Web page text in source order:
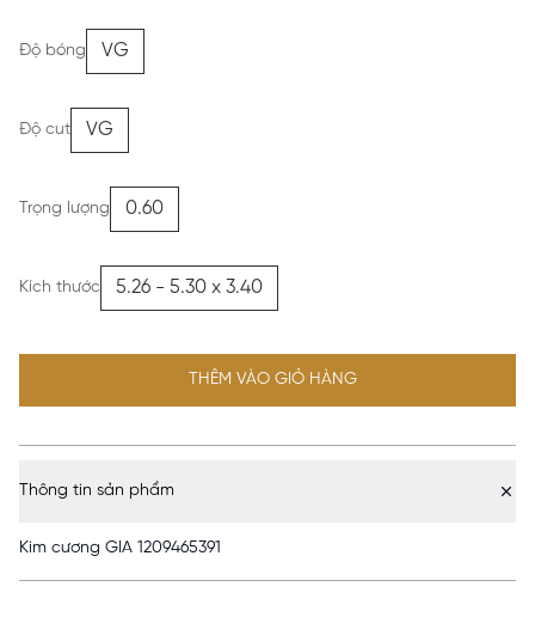
Độ bóng VG
Độ cut VG
Trọng lượng 0.60
Kích thước 5.26 - 5.30 x 3.40
THÊM VÀO GIỎ HÀNG
Thông tin sản phẩm
Kim cương GIA 1209465391